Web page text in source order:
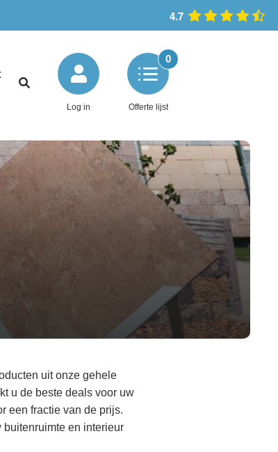
4.7
Log in Offerte lijst
0
uit onze gehele
u de beste deals voor uw
een fractie van de prijs.
en interieur